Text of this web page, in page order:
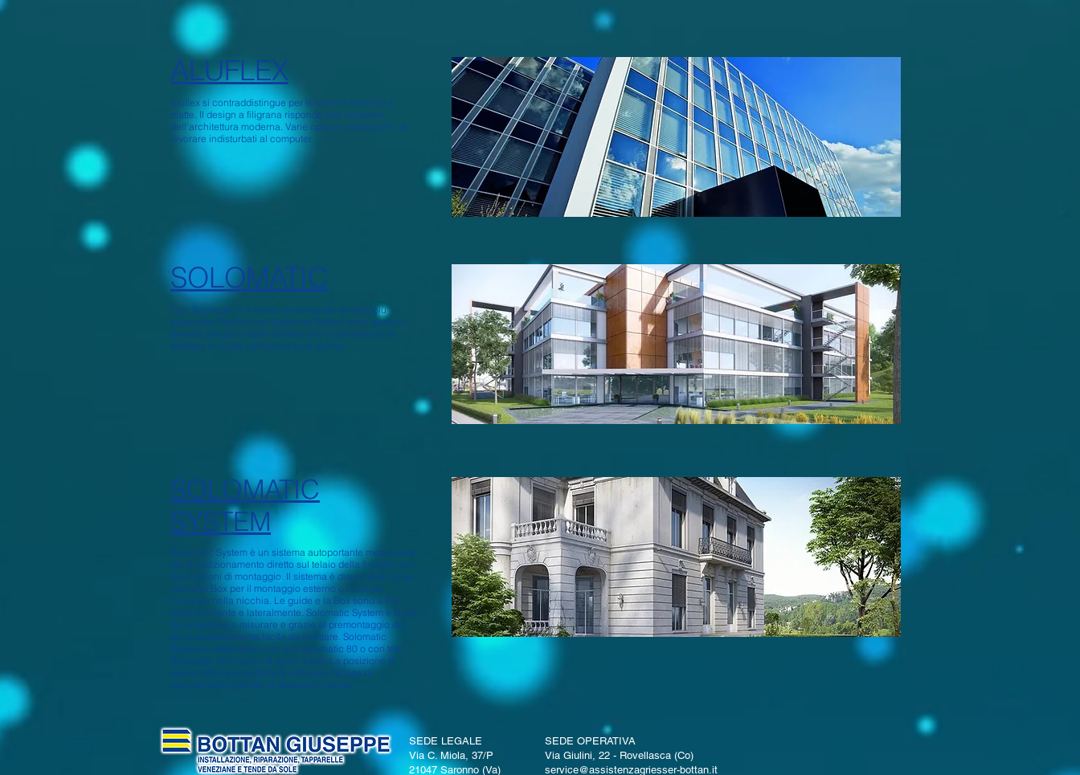
ALUFLEX
Aluflex si contraddistingue per le lamelle flessibili e
piatte. Il design a filigrana risponde alle esigenze
dell'architettura moderna. Varie opzioni consentono di
lavorare indisturbati al computer.
SOLOMATIC
Con Solomatic II, il lavoro al computer diventa più
piacevole. Perché con l'opzione Reflect sono possibili
diverse posizioni delle lamelle che vi permettono di
sfruttare in modo ottimale la luce diurna.
SOLOMATIC
SYSTEM
Solomatic System è un sistema autoportante motorizzato
per il posizionamento diretto sul telaio della finestra con
due opzioni di montaggio. Il sistema è disponibile come
versione Box per il montaggio esterno o Profil per
l'incasso nella nicchia. Le guide e la Box sono a filo
posteriormente e lateralmente. Solomatic System è facile
da progettare e misurare e grazie al premontaggio del
telo è estremamente facile da montare. Solomatic
System è disponibile con telo Solomatic 80 o con telo
Solomatic 70 in caso di spazi ridotti. La posizione di
lavoro offre la possibilità di eliminare la fase di
oscuramento quando si abbassa la tenda.
SEDE LEGALE
Via C. Miola, 37/P
21047 Saronno (Va)
SEDE OPERATIVA
Via Giulini, 22 - Rovellasca (Co)
service@assistenzagriesser-bottan.it